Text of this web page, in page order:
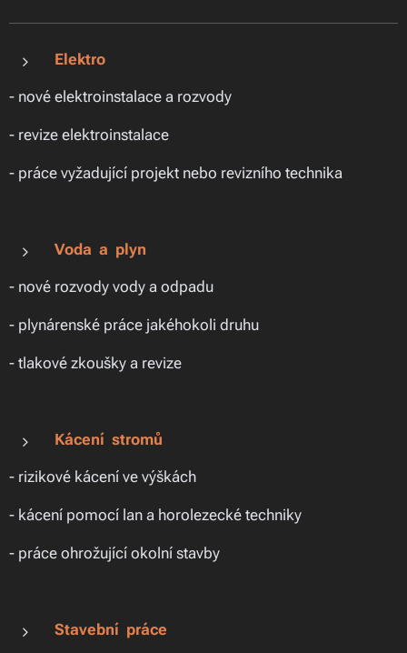
Elektro
- nové elektroinstalace a rozvody
- revize elektroinstalace
- práce vyžadující projekt nebo revizního technika
Voda a plyn
- nové rozvody vody a odpadu
- plynárenské práce jakéhokoli druhu
- tlakové zkoušky a revize
Kácení stromů
- rizikové kácení ve výškách
- kácení pomocí lan a horolezecké techniky
- práce ohrožující okolní stavby
Stavební práce